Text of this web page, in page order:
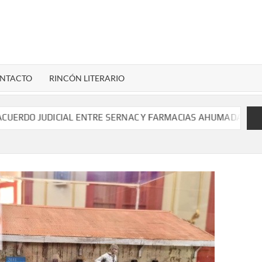
RINCÓN LITERARIO
SERNAC Y FARMACIAS AHUMADA POR COLUSIÓN DE